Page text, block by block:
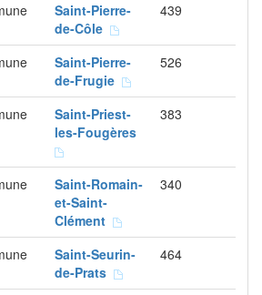
Saint-Pierre-
de-Côle
439
Saint-Pierre-
de-Frugie
526
Saint-Priest-
les-Fougères
383
Saint-Romain-
et-Saint-
Clément
340
Saint-Seurin-
de-Prats
464